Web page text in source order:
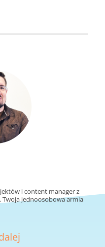
i content manager z
jednoosobowa armia